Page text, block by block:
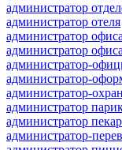
администратор
администратор отеля
администратор офиса
администратор
администратор-
администратор-
администратор-
администратор
администратор
администратор-